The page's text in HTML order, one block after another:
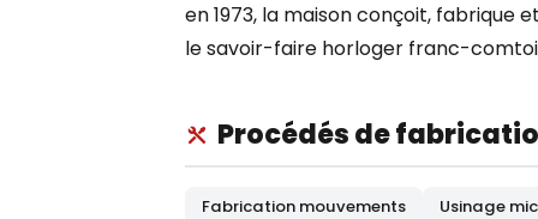
en 1973, la maison conçoit, fabrique
le savoir-faire horloger franc-
Procédés de
Fabrication mouvements
Usinage